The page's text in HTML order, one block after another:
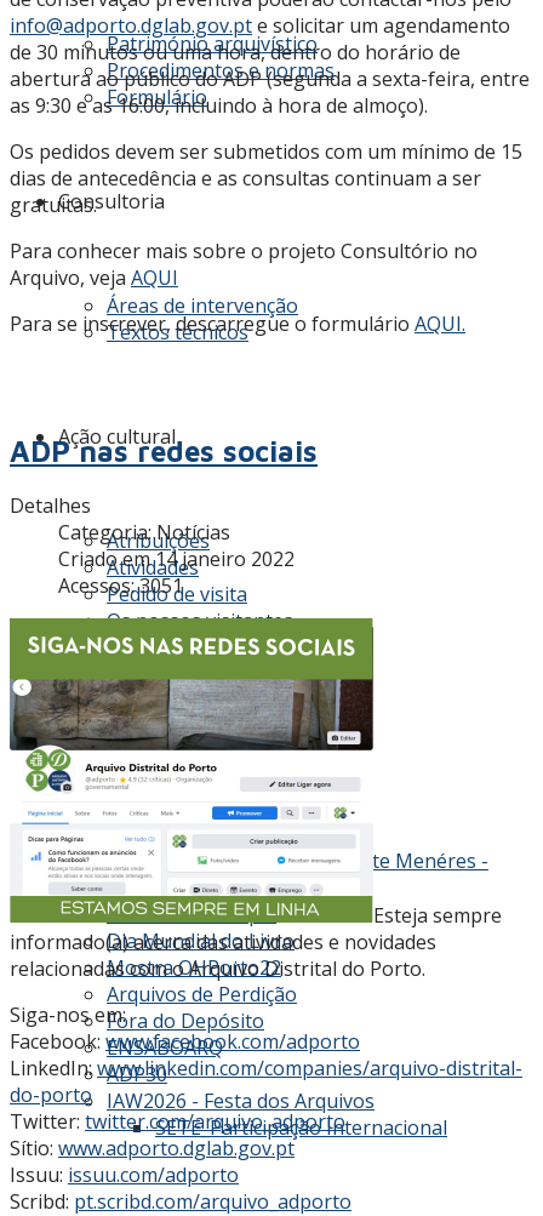
Património arquivístico
Procedimentos e normas
Formulário
Consultoria
Áreas de intervenção
Textos técnicos
Ação cultural
Atribuições
Atividades
Pedido de visita
Os nossos visitantes
Projeto 25 anos 25 temas
Centenário da República
Artes Cénicas
40 Anos do 25 de Abril
Processos de passaportes
Partes da Diretora
Consultório no Arquivo
Projeto Voluntariado
Arquivo da Sociedade Clemente Menéres -
Mostra Virtual
Mulheres de Papel
Dia Mundial do Livro
Mostra OHPorto22
Arquivos de Perdição
Fora do Depósito
ENSABOARQ
ADP30
IAW2026 - Festa dos Arquivos
SETE_Participação Internacional
info@adporto.dglab.gov.pte solicitar um agendamento
de 30 minutos ou uma hora, dentro do horário de
abertura ao público do ADP (segunda a sexta-feira, entre
as 9:30 e as 16:00, incluindo à hora de almoço).
Os pedidos devem ser submetidos com um mínimo de 15
dias de antecedência e as consultas continuam a ser
gratuitas.
Para conhecer mais sobre o projeto Consultório no
Arquivo, veja AQUI
Para se inscrever, descarregue o formulário AQUI.
ADP nas redes sociais
Detalhes
Categoria:Notícias
Criado em 14 janeiro 2022
Acessos: 3051
Esteja sempre
informado(a) acerca das atividades e novidades
relacionadas com o Arquivo Distrital do Porto.
Siga-nos em:
Facebook: www.facebook.com/adporto
LinkedIn:www.linkedin.com/companies/arquivo-distrital-
do-porto
Twitter: twitter.com/arquivo_adporto
Sítio: www.adporto.dglab.gov.pt
Issuu: issuu.com/adporto
Scribd: pt.scribd.com/arquivo_adporto